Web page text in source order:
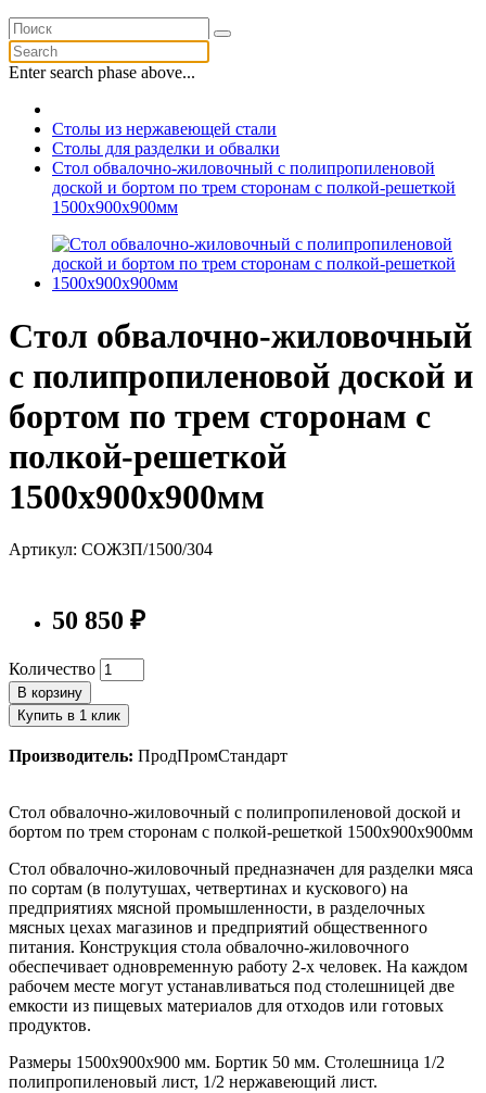
Enter search phase above...
Столы из нержавеющей стали
Столы для разделки и обвалки
Стол обвалочно-жиловочный с полипропиленовой
доской и бортом по трем сторонам c полкой-решеткой
1500х900х900мм
Стол обвалочно-жиловочный
с полипропиленовой доской и
бортом по трем сторонам c
полкой-решеткой
1500х900х900мм
Артикул: СОЖ3П/1500/304
50 850 ₽
Количество
В корзину
Купить в 1 клик
Производитель: ПродПромСтандарт
Стол обвалочно-жиловочный с полипропиленовой доской и
бортом по трем сторонам c полкой-решеткой 1500х900х900мм
Стол обвалочно-жиловочный предназначен для разделки мяса
по сортам (в полутушах, четвертинах и кускового) на
предприятиях мясной промышленности, в разделочных
мясных цехах магазинов и предприятий общественного
питания. Конструкция стола обвалочно-жиловочного
обеспечивает одновременную работу 2-х человек. На каждом
рабочем месте могут устанавливаться под столешницей две
емкости из пищевых материалов для отходов или готовых
продуктов.
Размеры 1500х900х900 мм. Бортик 50 мм. Столешница 1/2
полипропиленовый лист, 1/2 нержавеющий лист.